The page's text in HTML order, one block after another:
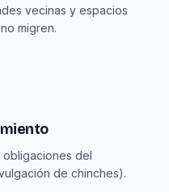
vecinas y espacios
migren.
obligaciones del
de chinches).